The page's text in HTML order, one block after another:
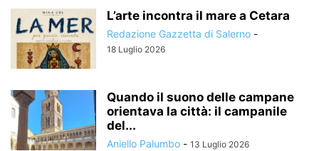
L’arte incontra il mare a Cetara
Redazione Gazzetta di Salerno -
18 Luglio 2026
Quando il suono delle campane
orientava la città: il campanile
del...
Aniello Palumbo - 13 Luglio 2026